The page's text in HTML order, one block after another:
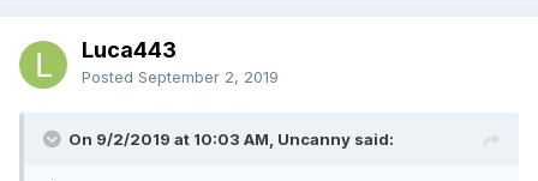
Luca443
Posted September 2, 2019
On 9/2/2019 at 10:03 AM, Uncanny said: